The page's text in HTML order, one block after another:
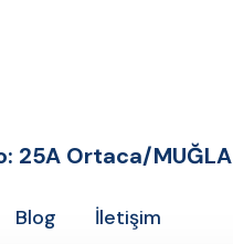
25A Ortaca/MUĞLA
Blog İletişim